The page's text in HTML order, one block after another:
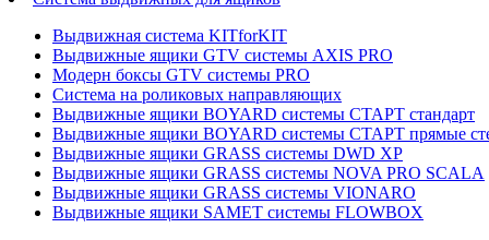
Выдвижная система KITforKIT
Выдвижные ящики GTV системы AXIS PRO
Модерн боксы GTV системы PRO
Система на роликовых направляющих
Выдвижные ящики BOYARD системы СТАРТ стандарт
Выдвижные ящики BOYARD системы СТАРТ прямые
Выдвижные ящики GRASS системы DWD XP
Выдвижные ящики GRASS системы NOVA PRO SCALA
Выдвижные ящики GRASS системы VIONARO
Выдвижные ящики SAMET системы FLOWBOX